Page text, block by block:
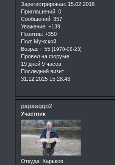
Зарегистрирован: 15.02.2018
Приглашений: 0
Сообщений: 357
Уважение: +139
Позитив: +350
Пол: Мужской
Возраст: 55 [1970-08-23]
Провел на форуме:
19 дней 9 часов
Последний визит:
31.12.2025 15:28:43
papaaggo2
Участник
Откуда: Харьков